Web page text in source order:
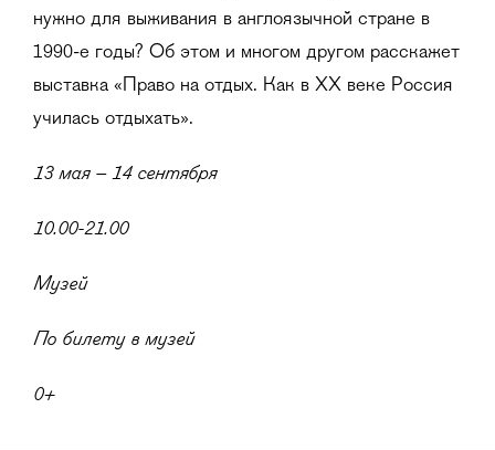
нужно для выживания в англоязычной стране в
1990-е годы? Об этом и многом другом расскажет
выставка «Право на отдых. Как в XX веке Россия
училась отдыхать».
13 мая – 14 сентября
10.00-21.00
Музей
По билету в музей
0+